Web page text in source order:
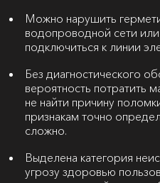
Можно нарушить
водопроводной сети
подключиться к линии
Без диагностического
вероятность потратить
не найти причину
признакам точно
сложно.
Выделена категория
угрозу здоровью